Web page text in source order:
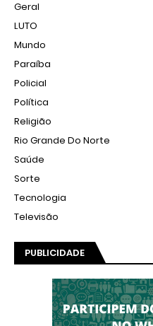
Geral
LUTO
Mundo
Paraíba
Policial
Política
Religião
Rio Grande Do Norte
Saúde
Sorte
Tecnologia
Televisão
PUBLICIDADE